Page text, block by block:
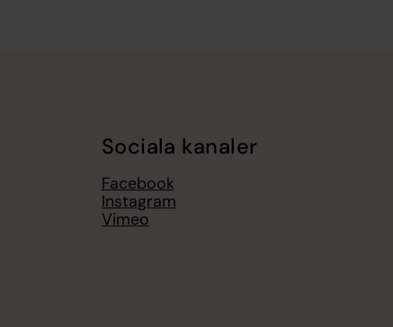
Sociala kanaler
Facebook
Instagram
Vimeo